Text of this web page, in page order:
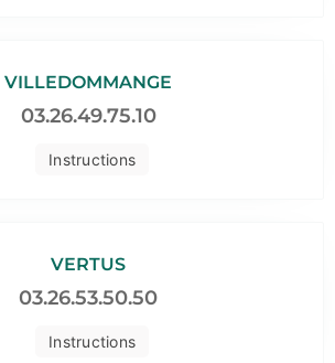
Instructions
VILLEDOMMANGE
03.26.49.75.10
Instructions
VERTUS
03.26.53.50.50